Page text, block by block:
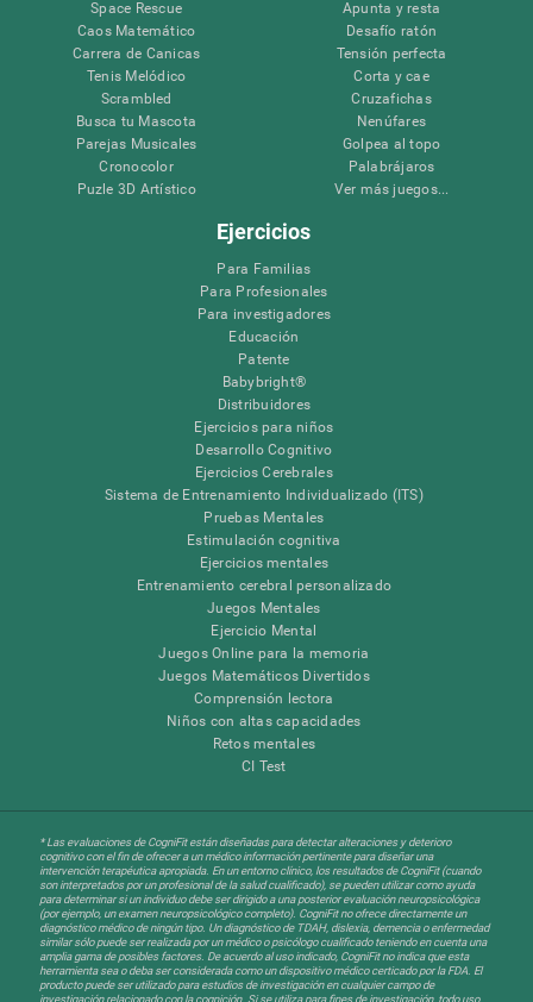
Space Rescue
Caos Matemático
Carrera de Canicas
Tenis Melódico
Scrambled
Busca tu Mascota
Parejas Musicales
Cronocolor
Puzle 3D Artístico
Apunta y resta
Desafío ratón
Tensión perfecta
Corta y cae
Cruzafichas
Nenúfares
Golpea al topo
Palabrájaros
Ver más juegos...
Ejercicios
Para Familias
Para Profesionales
Para investigadores
Educación
Patente
Babybright®
Distribuidores
Ejercicios para niños
Desarrollo Cognitivo
Ejercicios Cerebrales
Sistema de Entrenamiento Individualizado (ITS)
Pruebas Mentales
Estimulación cognitiva
Ejercicios mentales
Entrenamiento cerebral personalizado
Juegos Mentales
Ejercicio Mental
Juegos Online para la memoria
Juegos Matemáticos Divertidos
Comprensión lectora
Niños con altas capacidades
Retos mentales
CI Test
* Las evaluaciones de CogniFit están diseñadas para detectar alteraciones y deterioro
cognitivo con el fin de ofrecer a un médico información pertinente para diseñar una
intervención terapéutica apropiada. En un entorno clínico, los resultados de CogniFit (cuando
son interpretados por un profesional de la salud cualificado), se pueden utilizar como ayuda
para determinar si un individuo debe ser dirigido a una posterior evaluación neuropsicológica
(por ejemplo, un examen neuropsicológico completo). CogniFit no ofrece directamente un
diagnóstico médico de ningún tipo. Un diagnóstico de TDAH, dislexia, demencia o enfermedad
similar sólo puede ser realizada por un médico o psicólogo cualificado teniendo en cuenta una
amplia gama de posibles factores. De acuerdo al uso indicado, CogniFit no indica que esta
herramienta sea o deba ser considerada como un dispositivo médico certicado por la FDA. El
producto puede ser utilizado para estudios de investigación en cualquier campo de
investigación relacionado con la cognición. Si se utiliza para fines de investigación, todo uso